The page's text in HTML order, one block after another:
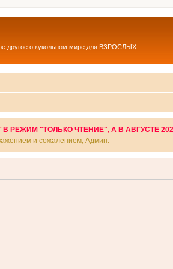
другое о кукольном мире для ВЗРОСЛЫХ
"ТОЛЬКО ЧТЕНИЕ", А В АВГУСТЕ
и сожалением, Админ.